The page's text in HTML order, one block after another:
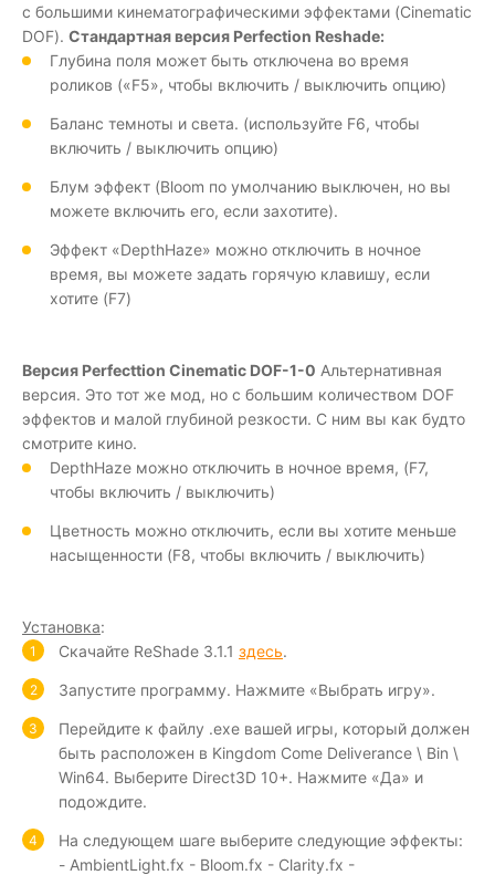
с большими кинематографическими эффектами (Cinematic
DOF). Стандартная версия Perfection Reshade:
Глубина поля может быть отключена во время
роликов («F5», чтобы включить / выключить опцию)
Баланс темноты и света. (используйте F6, чтобы
включить / выключить опцию)
Блум эффект (Bloom по умолчанию выключен, но вы
можете включить его, если захотите).
Эффект «DepthHaze» можно отключить в ночное
время, вы можете задать горячую клавишу, если
хотите (F7)
Версия Perfecttion Cinematic DOF-1-0 Альтернативная
версия. Это тот же мод, но с большим количеством DOF
эффектов и малой глубиной резкости. С ним вы как будто
смотрите кино.
DepthHaze можно отключить в ночное время, (F7,
чтобы включить / выключить)
Цветность можно отключить, если вы хотите меньше
насыщенности (F8, чтобы включить / выключить)
Установка:
Скачайте ReShade 3.1.1 здесь.
Запустите программу. Нажмите «Выбрать игру».
Перейдите к файлу .exe вашей игры, который должен
быть расположен в Kingdom Come Deliverance \ Bin \
Win64. Выберите Direct3D 10+. Нажмите «Да» и
подождите.
На следующем шаге выберите следующие эффекты:
- AmbientLight.fx - Bloom.fx - Clarity.fx -